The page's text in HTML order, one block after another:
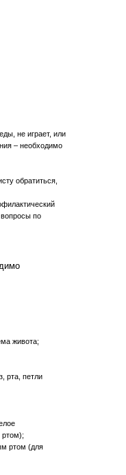
не играет, или
– необходимо
обратиться,
по
живота;
рта, петли
ртом);
ртом (для